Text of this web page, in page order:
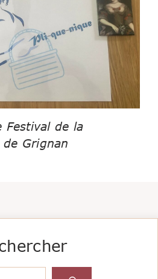
Festival de la
Grignan